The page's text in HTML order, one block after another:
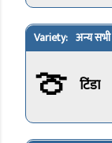
अन्य सभी
🍈 टिंडा